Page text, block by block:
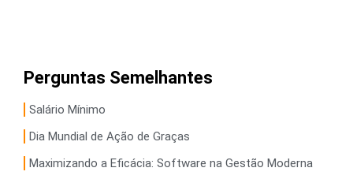
Perguntas Semelhantes
Salário Mínimo
Dia Mundial de Ação de Graças
Maximizando a Eficácia: Software na Gestão Moderna